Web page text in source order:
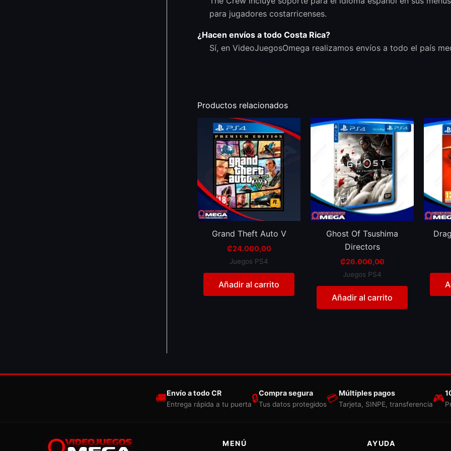
para jugadores costarricenses.
¿Hacen envíos a todo Costa Rica?
Sí, en VideoJuegosOmega realizamos envíos a todo el país
Productos relacionados
Grand Theft Auto V
₡24.000,00
Juegos PS4
Añadir al carrito
Ghost Of Tsushima
Directors
₡26.000,00
Juegos PS4
Añadir al carrito
🚚Envío a todo CR
Entrega rápida a tu puerta🔒Compra segura
Tus datos protegidos💳Múltiples pagos
Tarjeta, SINPE, transferencia🎮
MENÚ AYUDA